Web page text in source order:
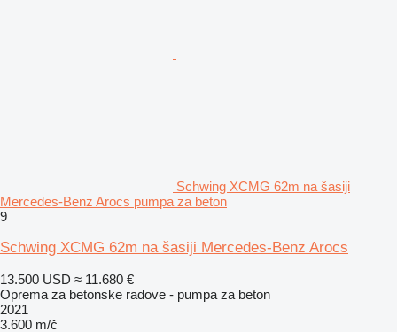
Schwing XCMG 62m na šasiji
Mercedes-Benz Arocs pumpa za beton
9
Schwing XCMG 62m na šasiji Mercedes-Benz Arocs
13.500 USD ≈ 11.680 €
Oprema za betonske radove - pumpa za beton
2021
3.600 m/č